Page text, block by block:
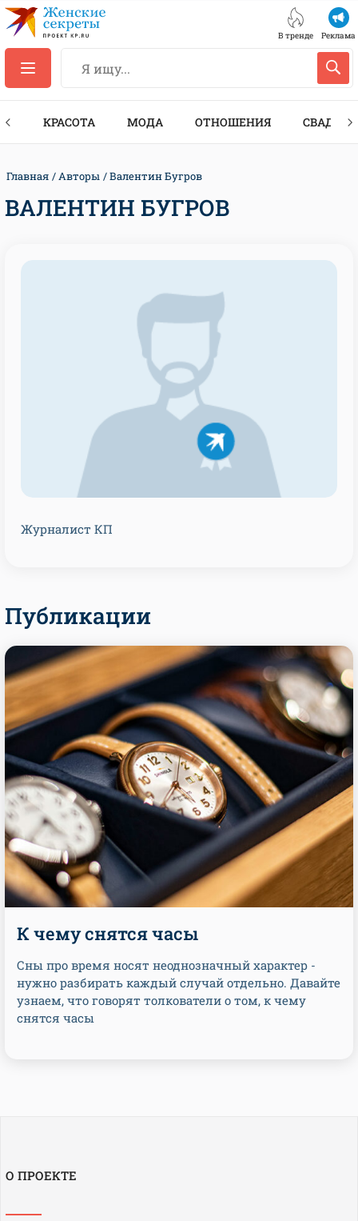
В тренде Реклама
КРАСОТА МОДА ОТНОШЕНИЯ СВАДЬБА
Главная Авторы Валентин Бугров
ВАЛЕНТИН БУГРОВ
Журналист КП
Публикации
К чему снятся часы
Сны про время носят неоднозначный характер -
нужно разбирать каждый случай отдельно. Давайте
узнаем, что говорят толкователи о том, к чему
снятся часы
О ПРОЕКТЕ